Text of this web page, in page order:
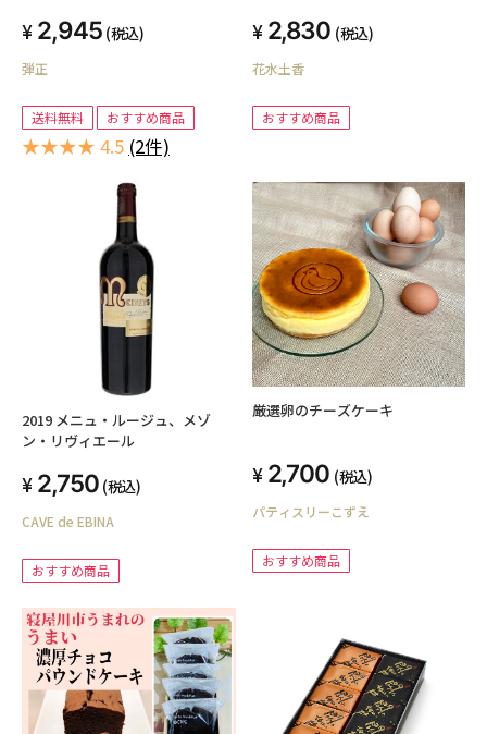
2,945 (税込)
弾正
送料無料 おすすめ商品
★★★★ 4.5 (2件)
2,830 (税込)
花水土香
おすすめ商品
2019 メニュ・ルージュ、メゾ
ン・リヴィエール
2,750 (税込)
CAVE de EBINA
おすすめ商品
厳選卵のチーズケーキ
2,700 (税込)
パティスリーこずえ
おすすめ商品